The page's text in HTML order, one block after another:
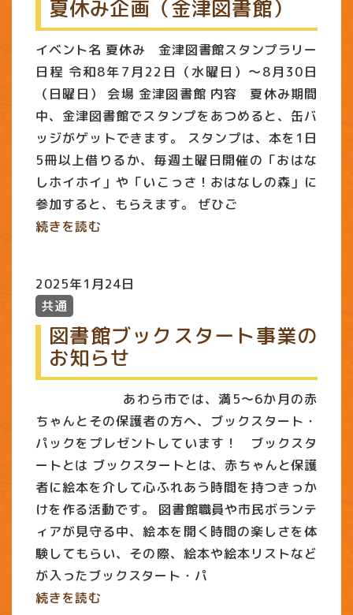
夏休み企画（金津図書館）
イベント名 夏休み 金津図書館スタンプラリー
日程 令和8年7月22日（水曜日）～8月30日
（日曜日） 会場 金津図書館 内容 夏休み期間
中、金津図書館でスタンプをあつめると、缶バ
ッジがゲットできます。 スタンプは、本を1日
5冊以上借りるか、毎週土曜日開催の「おはな
しホイホイ」や「いこっさ！おはなしの森」に
参加すると、もらえます。 ぜひご
続きを読む
2025年1月24日
共通
図書館ブックスタート事業の
お知らせ
あわら市では、満5〜6か月の赤
ちゃんとその保護者の方へ、ブックスタート・
パックをプレゼントしています！ ブックスタ
ートとは ブックスタートとは、赤ちゃんと保護
者に絵本を介して心ふれあう時間を持つきっか
けを作る活動です。 図書館職員や市民ボランテ
ィアが見守る中、絵本を開く時間の楽しさを体
験してもらい、その際、絵本や絵本リストなど
が入ったブックスタート・パ
続きを読む